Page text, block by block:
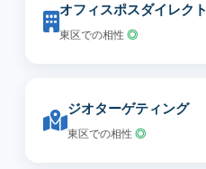
オフィスポスダイレクト
東区での相性 ◎
ジオターゲティング
東区での相性 ◎